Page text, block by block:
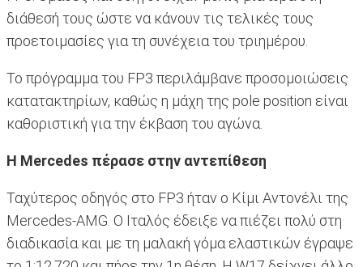
διάθεσή τους ώστε να κάνουν τις τελικές τους
προετοιμασίες για τη συνέχεια του τριημέρου.
Το πρόγραμμα του FP3 περιλάμβανε προσομοιώσεις
κατατακτηρίων, καθώς η μάχη της pole position είναι
καθοριστική για την έκβαση του αγώνα.
H Mercedes πέρασε στην αντεπίθεση
Ταχύτερος οδηγός στο FP3 ήταν ο Κίμι Αντονέλι της
Mercedes-AMG. O Ιταλός έδειξε να πιέζει πολύ στη
διαδικασία και με τη μαλακή γόμα ελαστικών έγραψε